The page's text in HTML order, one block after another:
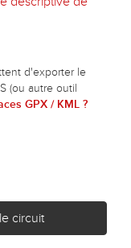
d'exporter le
(ou autre outil
GPX / KML ?
circuit